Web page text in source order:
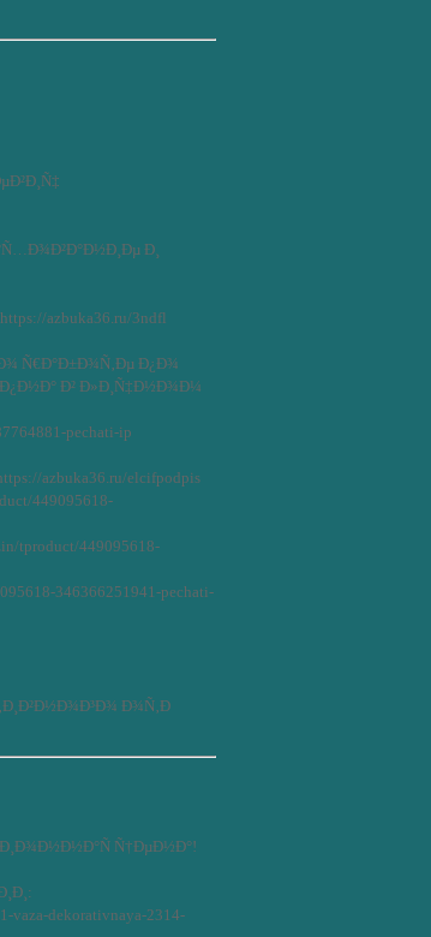
Ð¸
azbuka36.ru/3ndfl
Ð¾ Ñ€Ð°Ð±Ð¾Ñ‚Ðµ Ð¿Ð¾
Ð² Ð»Ð¸Ñ‡Ð½Ð¾Ð¼
pechati-ip
azbuka36.ru/elcifpodpis
449095618-
tproduct/449095618-
346366251941-pechati-
Ð¾Ñ‚Ð
Ñ†ÐµÐ½Ð°!
vaza-dekorativnaya-2314-